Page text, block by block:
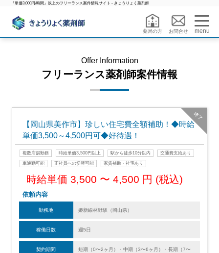
『単価3,000円/時間』以上のフリーランス案件情報サイト - きょうりょく薬剤師
薬局の方 お問合せ menu
Offer Information
フリーランス薬剤師案件情報
終了
【岡山県美作市】珍しい住宅費全額補助！◆時給
単価3,500～4,500円可◆好待遇！
複数店舗勤務 時給単価3,500円以上 駅から徒歩10分以内 交通費支給あり
車通勤可能 正社員への切替可能 家賃補助・社宅あり
時給単価 3,500 〜 4,500 円 (税込)
依頼内容
勤務地 姫新線林野駅（岡山県）
稼働日数 週5日
契約期間
短期（0〜2ヶ月）・中期（3〜6ヶ月）・長期（7〜